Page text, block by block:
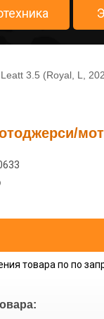
3.5 (Royal, L,
товара по по